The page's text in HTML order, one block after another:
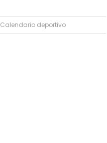
Calendario deportivo